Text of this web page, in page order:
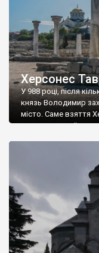
Херсонес
У 988 році, після
князь Володимир
місто. Саме взяття
диктувати свої
Херсонесі
А потім було